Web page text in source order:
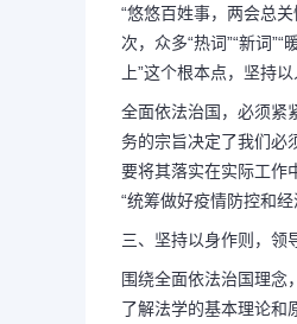
“悠悠百姓事，两会总
次，众多“热词”“新词
上”这个根本点，坚持
全面依法治国，必须紧
务的宗旨决定了我们必
要将其落实在实际工作
“统筹做好疫情防控和
三、坚持以身作则，领
围绕全面依法治国理念
了解法学的基本理论和